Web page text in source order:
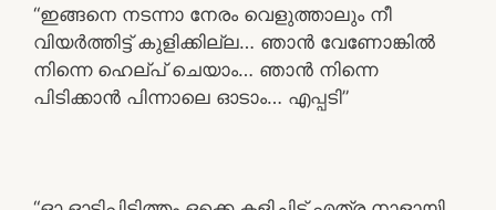
“ഇങ്ങനെ നടന്നാ നേരം വെളുത്താലും നീ
വിയർത്തിട്ട് കുളിക്കില്ല… ഞാൻ വേണോങ്കിൽ
നിന്നെ ഹെല്പ് ചെയാം… ഞാൻ നിന്നെ
പിടിക്കാൻ പിന്നാലെ ഓടാം… എപ്പടി”